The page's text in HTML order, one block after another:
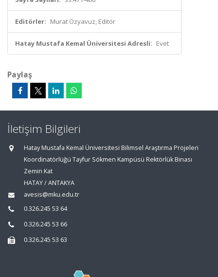
Editörler: Murat Özyavuz, Editör
Hatay Mustafa Kemal Üniversitesi Adresli: Evet
Paylaş
İletişim Bilgileri
Hatay Mustafa Kemal Üniversitesi Bilimsel Araştırma Projeleri
Koordinatörlüğü Tayfur Sökmen Kampüsü Rektörlük Binası
Zemin Kat
HATAY / ANTAKYA
avesis@mku.edu.tr
0.326.245 53 64
0.326.245 53 66
0.326.245 53 63